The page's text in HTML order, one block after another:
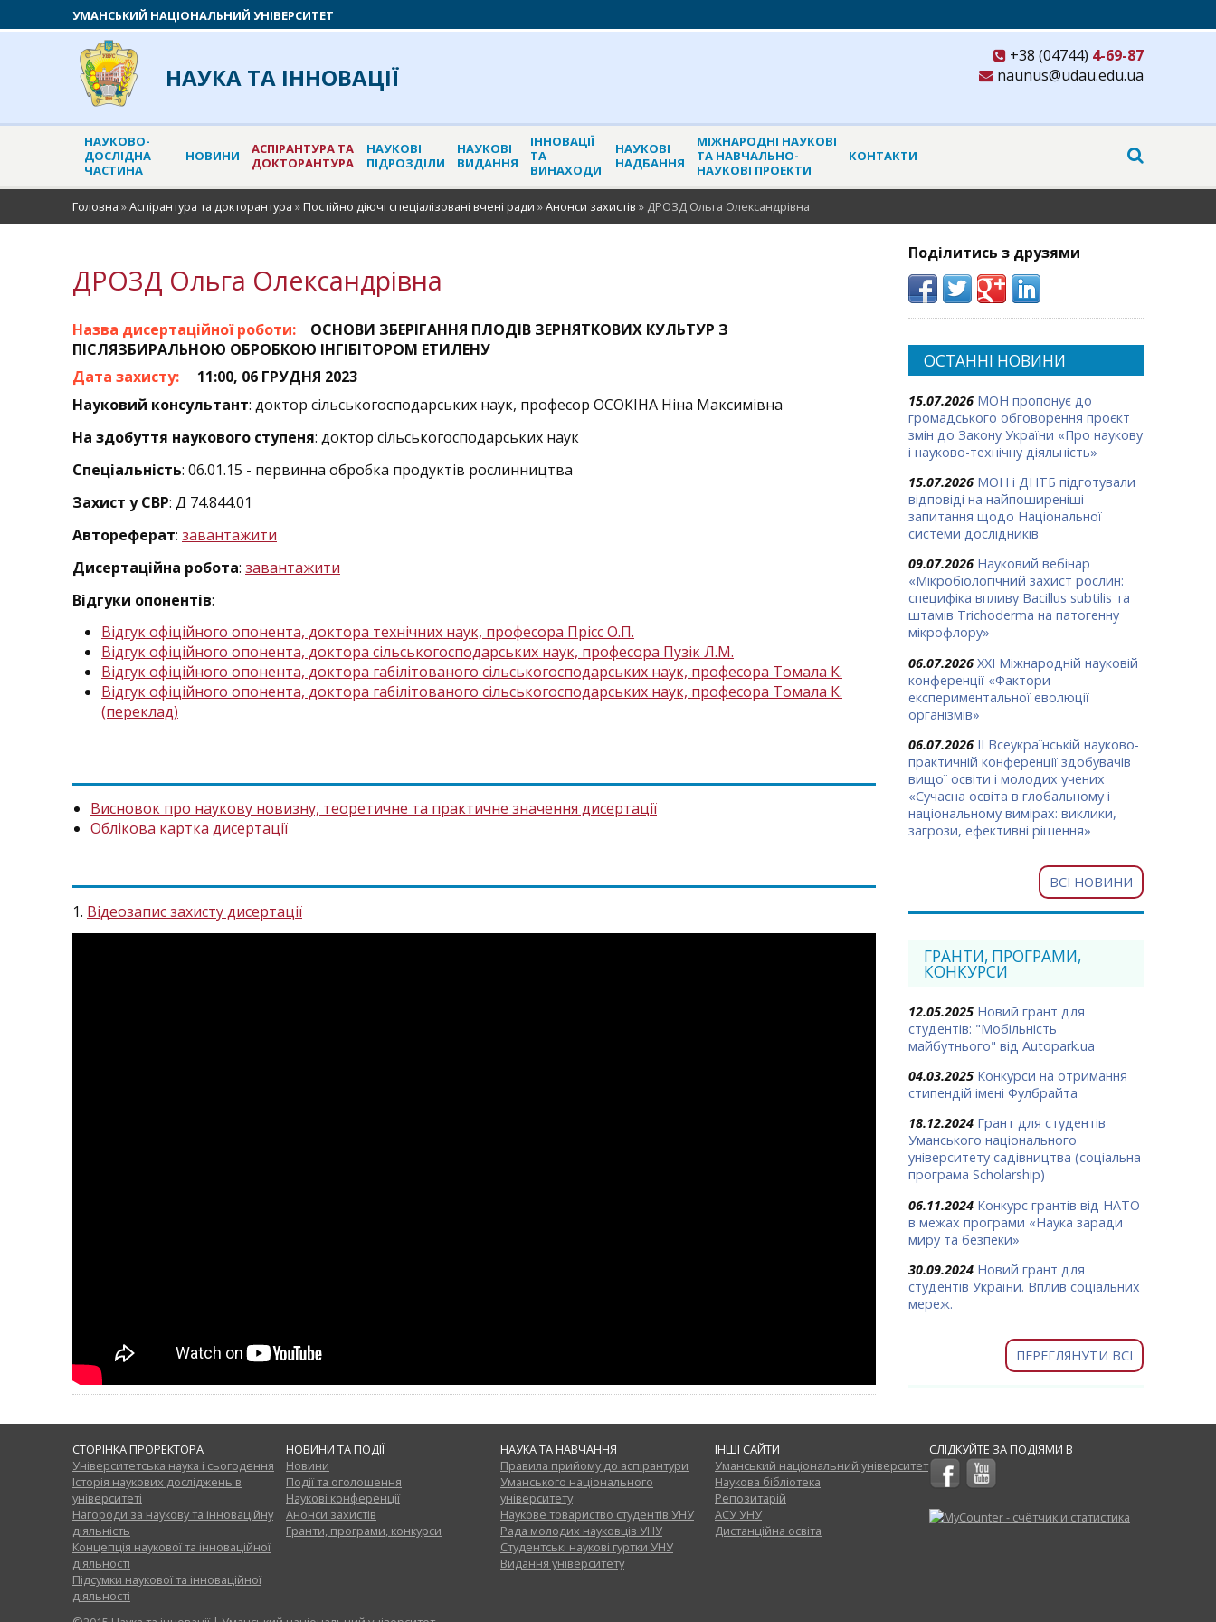
УМАНСЬКИЙ НАЦІОНАЛЬНИЙ УНІВЕРСИТЕТ
НАУКА ТА ІННОВАЦІЇ
+38 (04744) 4-69-87
naunus@udau.edu.ua
НАУКОВО-
ДОСЛІДНА
ЧАСТИНА
НОВИНИ
АСПІРАНТУРА ТА
ДОКТОРАНТУРА
НАУКОВІ
ПІДРОЗДІЛИ
НАУКОВІ
ВИДАННЯ
ІННОВАЦІЇ
ТА
ВИНАХОДИ
НАУКОВІ
НАДБАННЯ
МІЖНАРОДНІ НАУКОВІ
ТА НАВЧАЛЬНО-
НАУКОВІ ПРОЕКТИ
КОНТАКТИ
Головна »Аспірантура та докторантура »Постійно діючі спеціалізовані вчені ради »Анонси захистів » ДРОЗД Ольга Олександрівна
ДРОЗД Ольга Олександрівна
Назва дисертаційної роботи:
ОСНОВИ ЗБЕРІГАННЯ ПЛОДІВ ЗЕРНЯТКОВИХ КУЛЬТУР З
ПІСЛЯЗБИРАЛЬНОЮ ОБРОБКОЮ ІНГІБІТОРОМ ЕТИЛЕНУ
Дата захисту:
11:00, 06 ГРУДНЯ 2023
Науковий консультант: доктор сільськогосподарських наук, професор ОСОКІНА Ніна Максимівна
На здобуття наукового ступеня: доктор сільськогосподарських наук
Спеціальність: 06.01.15 - первинна обробка продуктів рослинництва
Захист у СВР: Д 74.844.01
Автореферат: завантажити
Дисертаційна робота: завантажити
Відгуки опонентів:
Відгук офіційного опонента, доктора технічних наук, професора Прісс О.П.
Відгук офіційного опонента, доктора сільськогосподарських наук, професора Пузік Л.М.
Відгук офіційного опонента, доктора габілітованого сільськогосподарських наук, професора Томала К.
Відгук офіційного опонента, доктора габілітованого сільськогосподарських наук, професора Томала К.
(переклад)
Висновок про наукову новизну, теоретичне та практичне значення дисертації
Облікова картка дисертації
1. Відеозапис захисту дисертації
Поділитись з друзями
ОСТАННІ НОВИНИ
15.07.2026 МОН пропонує до
громадського обговорення проєкт
змін до Закону України «Про наукову
і науково-технічну діяльність»
15.07.2026 МОН і ДНТБ підготували
відповіді на найпоширеніші
запитання щодо Національної
системи дослідників
09.07.2026 Науковий вебінар
«Мікробіологічний захист рослин:
специфіка впливу Bacillus subtilis та
штамів Trichoderma на патогенну
мікрофлору»
06.07.2026 ХХІ Міжнародній науковій
конференції «Фактори
експериментальної еволюції
організмів»
06.07.2026 ІІ Всеукраїнській науково-
практичній конференції здобувачів
вищої освіти і молодих учених
«Сучасна освіта в глобальному і
національному вимірах: виклики,
загрози, ефективні рішення»
ВСІ НОВИНИ
ГРАНТИ, ПРОГРАМИ,
КОНКУРСИ
12.05.2025 Новий грант для
студентів: "Мобільність
майбутнього" від Autopark.ua
04.03.2025 Конкурси на отримання
стипендій імені Фулбрайта
18.12.2024 Грант для студентів
Уманського національного
університету садівництва (соціальна
програма Scholarship)
06.11.2024 Конкурс грантів від НАТО
в межах програми «Наука заради
миру та безпеки»
30.09.2024 Новий грант для
студентів України. Вплив соціальних
мереж.
ПЕРЕГЛЯНУТИ ВСІ
СТОРІНКА ПРОРЕКТОРА
Університетська наука і сьогодення
Історія наукових досліджень в
університеті
Нагороди за наукову та інноваційну
діяльність
Концепція наукової та інноваційної
діяльності
Підсумки наукової та інноваційної
діяльності
НОВИНИ ТА ПОДІЇ
Новини
Події та оголошення
Наукові конференції
Анонси захистів
Гранти, програми, конкурси
НАУКА ТА НАВЧАННЯ
Правила прийому до аспірантури
Уманського національного
університету
Наукове товариство студентів УНУ
Рада молодих науковців УНУ
Студентські наукові гуртки УНУ
Видання університету
ІНШІ САЙТИ
Уманський національний університет
Наукова бібліотека
Репозитарій
АСУ УНУ
Дистанційна освіта
СЛІДКУЙТЕ ЗА ПОДІЯМИ В